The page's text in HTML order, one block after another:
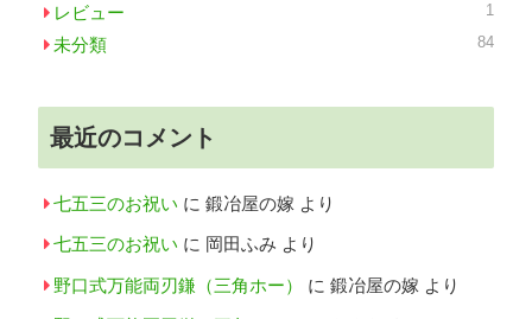
レビュー 1
未分類 84
最近のコメント
七五三のお祝い に 鍛冶屋の嫁 より
七五三のお祝い に 岡田ふみ より
野口式万能両刃鎌（三角ホー） に 鍛冶屋の嫁 より